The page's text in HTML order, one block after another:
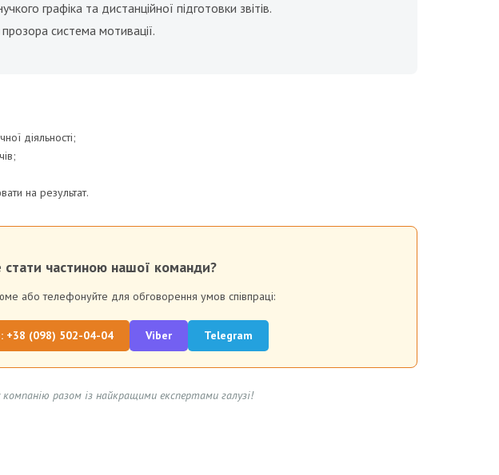
графіка та дистанційної підготовки звітів.
система мотивації.
діяльності;
на результат.
стати частиною нашої команди?
або телефонуйте для обговорення умов співпраці:
+38 (098) 502-04-04 Viber Telegram
разом із найкращими експертами галузі!